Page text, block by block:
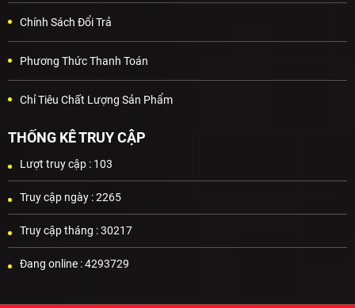
Chính Sách Đổi Trả
Phương Thức Thanh Toán
Chỉ Tiêu Chất Lượng Sản Phẩm
THỐNG KÊ TRUY CẬP
Lượt truy cập : 103
Truy cập ngày :2265
Truy cập tháng :30217
Đang online :4293729